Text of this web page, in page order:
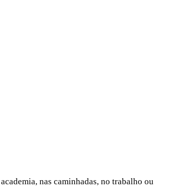
nas caminhadas, no trabalho ou